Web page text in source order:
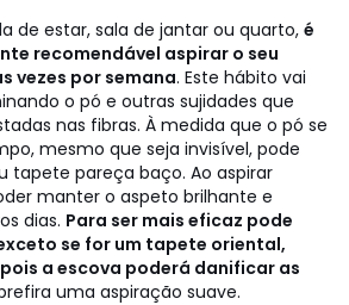
de estar, sala de jantar ou quarto,é
recomendável aspirar o seu
vezes por semana. Este hábito vai
o pó e outras sujidades que
nas fibras. À medida que o pó se
mesmo que seja invisível, pode
tapete pareça baço. Ao aspirar
manter o aspeto brilhante e
dias. Para ser mais eficaz pode
se for um tapete oriental,
a escova poderá danificar as
uma aspiração suave.